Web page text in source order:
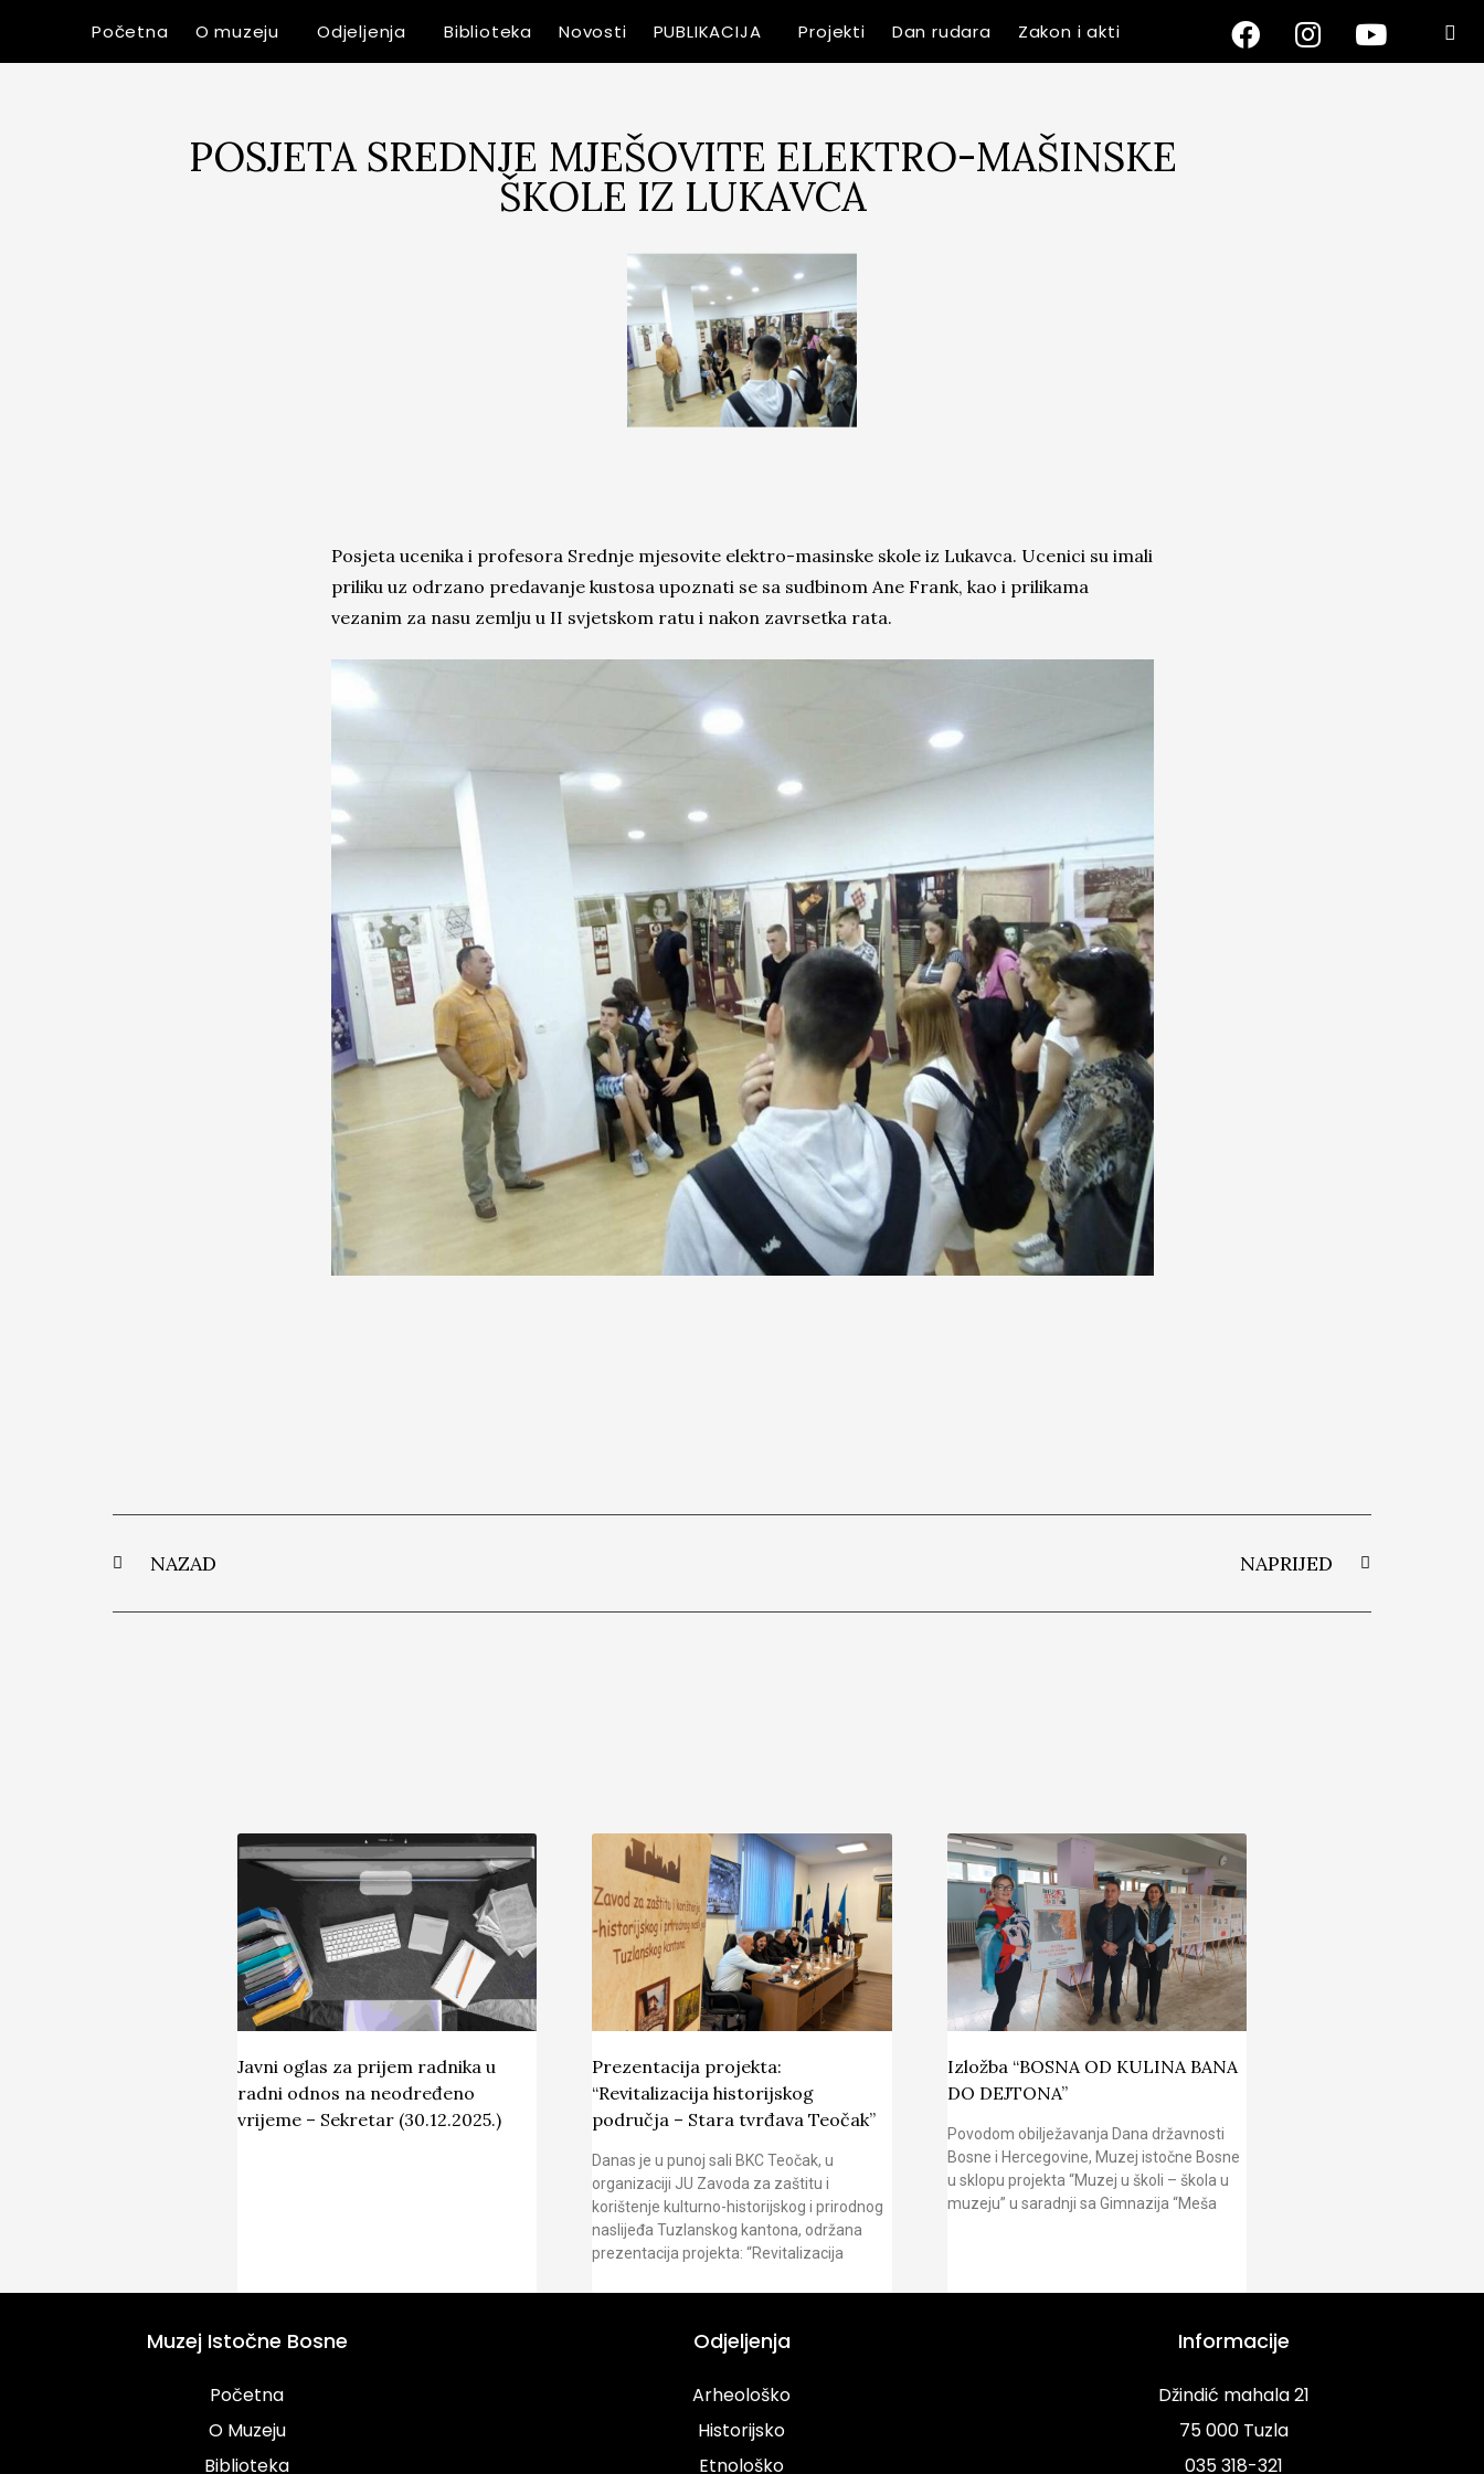
Početna O muzeju Odjeljenja Biblioteka Novosti PUBLIKACIJA Projekti Dan rudara Zakon i akti
POSJETA SREDNJE MJEŠOVITE ELEKTRO-MAŠINSKE
ŠKOLE IZ LUKAVCA
Posjeta ucenika i profesora Srednje mjesovite elektro-masinske skole iz Lukavca. Ucenici su imali
priliku uz odrzano predavanje kustosa upoznati se sa sudbinom Ane Frank, kao i prilikama
vezanim za nasu zemlju u II svjetskom ratu i nakon zavrsetka rata.
NAZAD NAPRIJED
Javni oglas za prijem radnika u
radni odnos na neodređeno
vrijeme – Sekretar (30.12.2025.)
Prezentacija projekta:
“Revitalizacija historijskog
područja – Stara tvrđava Teočak”
Danas je u punoj sali BKC Teočak, u
organizaciji JU Zavoda za zaštitu i
korištenje kulturno-historijskog i prirodnog
naslijeđa Tuzlanskog kantona, održana
prezentacija projekta: “Revitalizacija
Izložba “BOSNA OD KULINA BANA
DO DEJTONA”
Povodom obilježavanja Dana državnosti
Bosne i Hercegovine, Muzej istočne Bosne
u sklopu projekta “Muzej u školi – škola u
muzeju” u saradnji sa Gimnazija “Meša
Muzej Istočne Bosne
Početna
O Muzeju
Biblioteka
Odjeljenja
Arheološko
Historijsko
Etnološko
Informacije
Džindić mahala 21
75 000 Tuzla
035 318-321